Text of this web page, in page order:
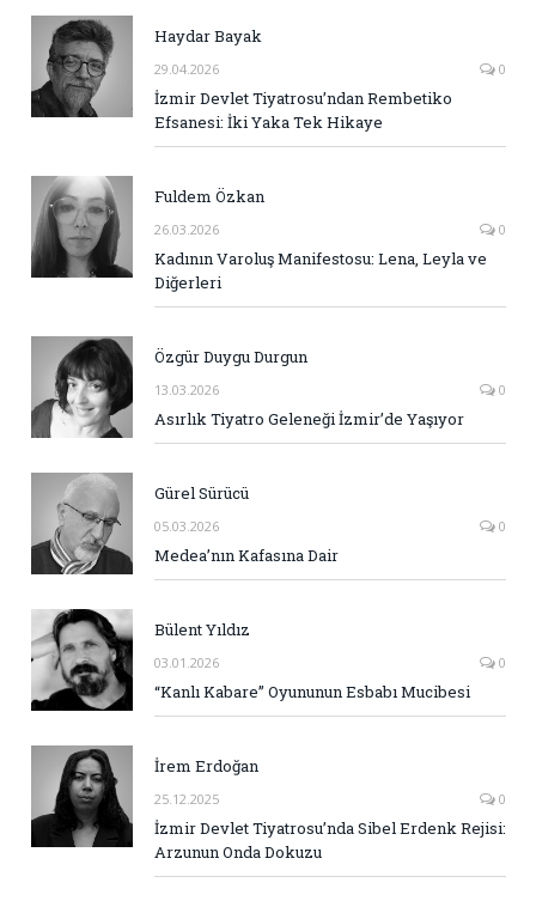
Haydar Bayak
29.04.2026 0
İzmir Devlet Tiyatrosu’ndan Rembetiko
Efsanesi: İki Yaka Tek Hikaye
Fuldem Özkan
26.03.2026 0
Kadının Varoluş Manifestosu: Lena, Leyla ve
Diğerleri
Özgür Duygu Durgun
13.03.2026 0
Asırlık Tiyatro Geleneği İzmir’de Yaşıyor
Gürel Sürücü
05.03.2026 0
Medea’nın Kafasına Dair
Bülent Yıldız
03.01.2026 0
“Kanlı Kabare” Oyununun Esbabı Mucibesi
İrem Erdoğan
25.12.2025 0
İzmir Devlet Tiyatrosu’nda Sibel Erdenk Rejisi:
Arzunun Onda Dokuzu